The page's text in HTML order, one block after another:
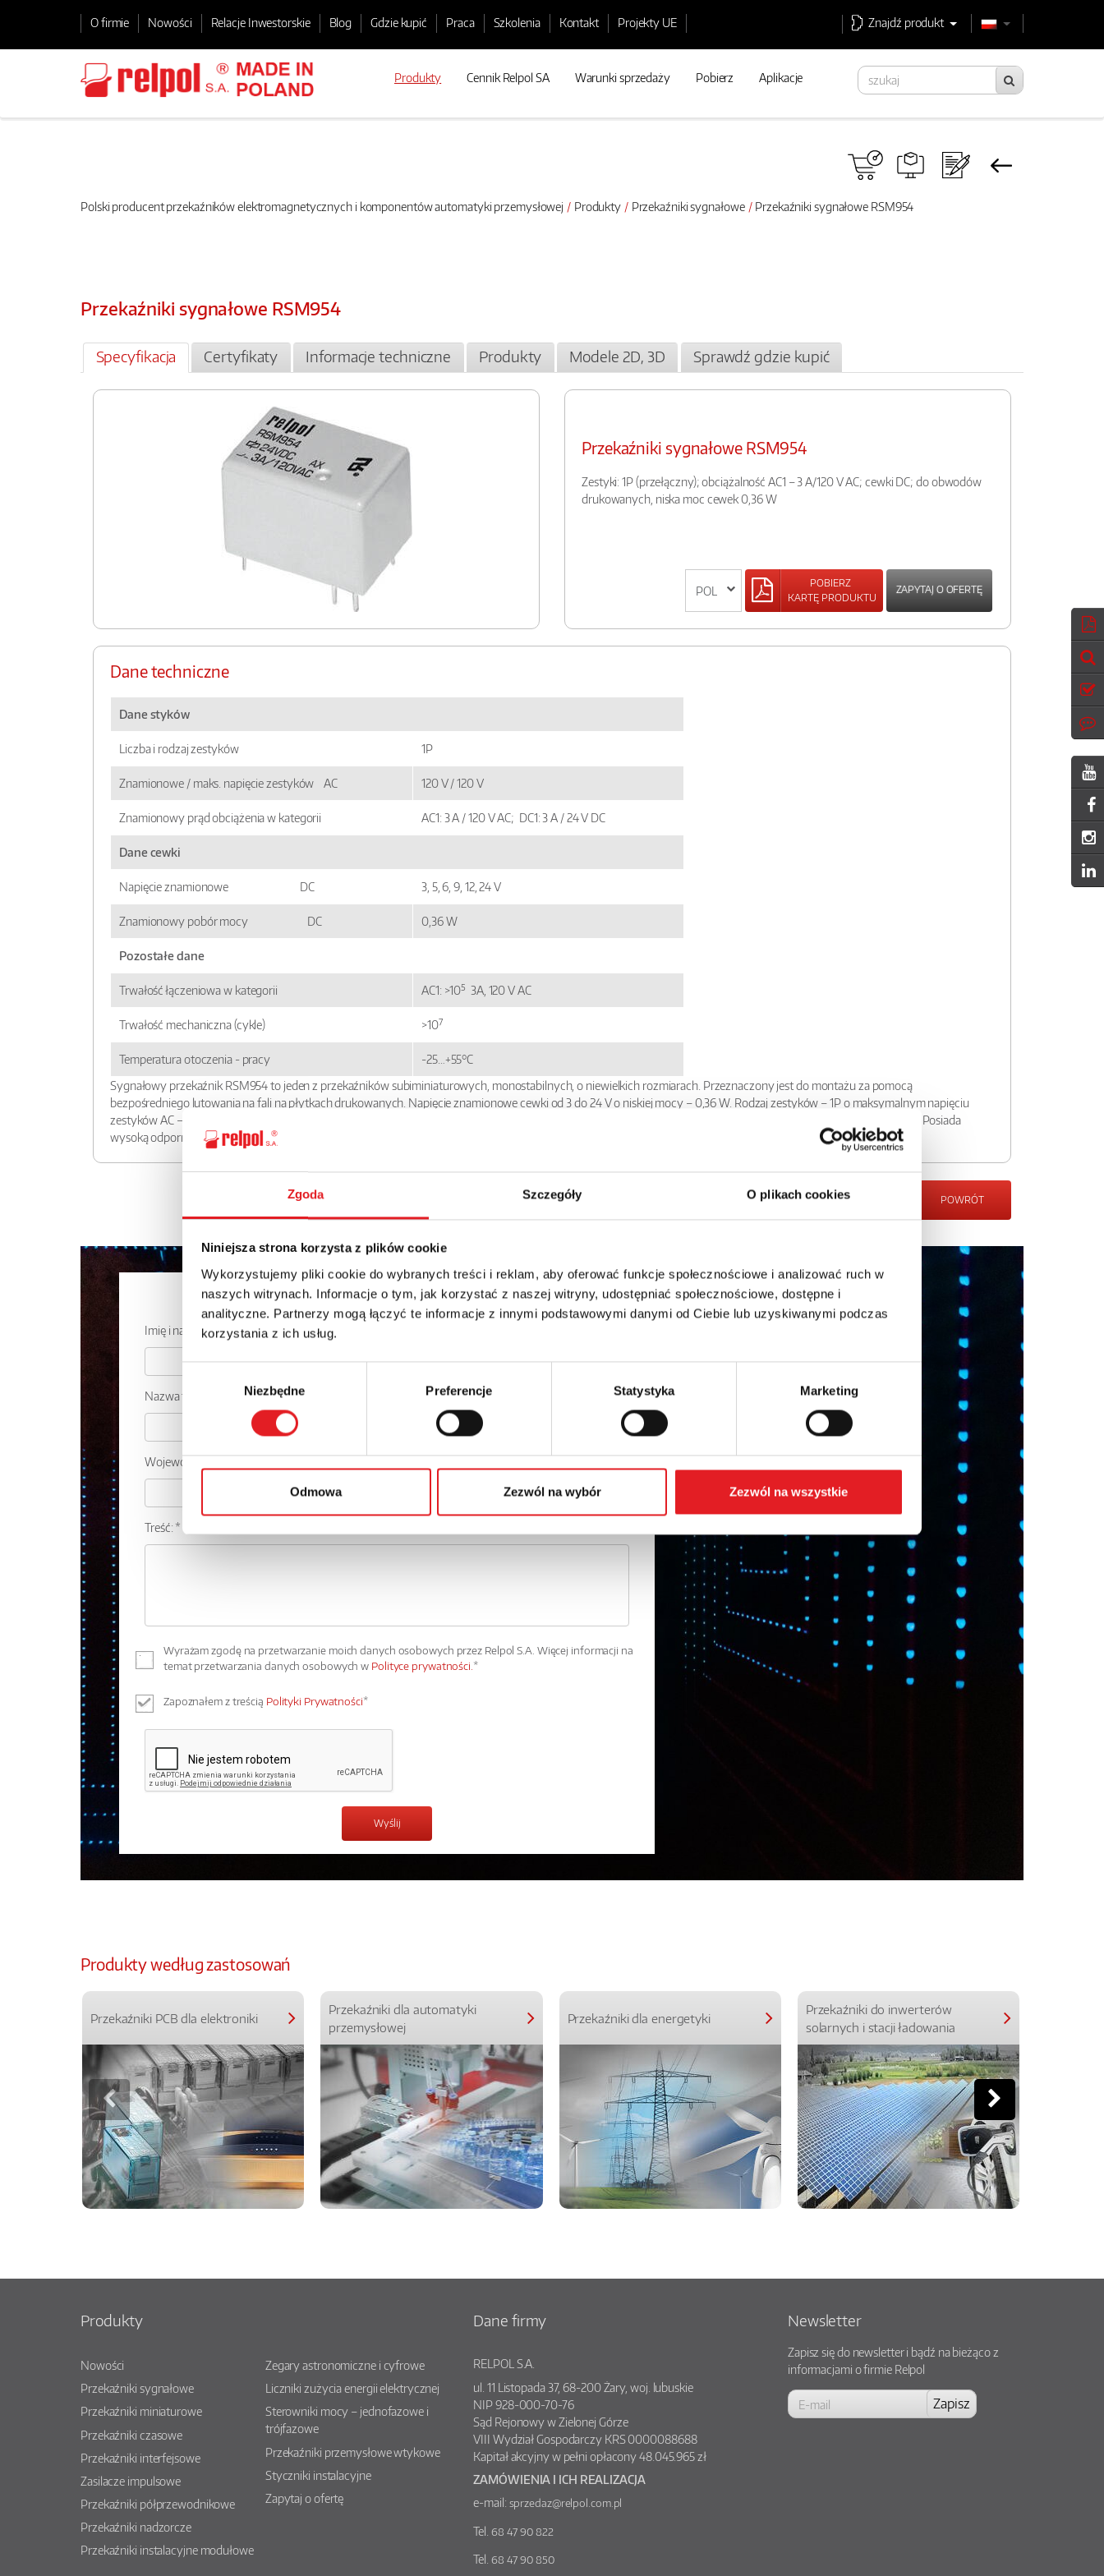
Zgoda Szczegóły O plikach cookies
Niniejsza strona korzysta z plików cookie
Wykorzystujemy pliki cookie do wybranych treści i reklam, aby oferować funkcje społecznościowe i analizować ruch w
naszych witrynach. Informacje o tym, jak korzystać z naszej witryny, udostępniać społecznościowe, dostępne i
analityczne. Partnerzy mogą łączyć te informacje z innymi podstawowymi danymi od Ciebie lub uzyskiwanymi podczas
korzystania z ich usług.
zgody
Niezbędne Preferencje Statystyka Marketing
Odmowa Zezwól na wybór Zezwól na wszystkie
O firmie Nowości Relacje Inwestorskie Blog Gdzie kupić Praca Szkolenia Kontakt Projekty UE Znajdź produkt
Produkty Cennik Relpol SA Warunki sprzedaży Pobierz Aplikacje
Polski producent przekaźników elektromagnetycznych i komponentów automatyki przemysłowej Produkty Przekaźniki sygnałowe Przekaźniki sygnałowe RSM954
Przekaźniki sygnałowe RSM954
Specyfikacja Certyfikaty Informacje techniczne Produkty Modele 2D, 3D Sprawdź gdzie kupić
Przekaźniki sygnałowe RSM954
Zestyki: 1P (przełączny); obciążalność AC1 – 3 A/120 V AC; cewki DC; do obwodów
drukowanych, niska moc cewek 0,36 W
POBIERZ
KARTĘ PRODUKTU
ZAPYTAJ O OFERTĘ
Dane techniczne
Dane styków
Liczba i rodzaj zestyków 1P
Znamionowe / maks. napięcie zestyków AC 120 V / 120 V
Znamionowy prąd obciążenia w kategorii AC1: 3 A / 120 V AC; DC1: 3 A / 24 V DC
Dane cewki
Napięcie znamionowe DC 3, 5, 6, 9, 12, 24 V
Znamionowy pobór mocy DC 0,36 W
Pozostałe dane
Trwałość łączeniowa w kategorii AC1: >105 3A, 120 V AC
Trwałość mechaniczna (cykle) >107
Temperatura otoczenia - pracy
-25…+55°C
Sygnałowy przekaźnik RSM954 to jeden z przekaźników subiminiaturowych, monostabilnych, o niewielkich rozmiarach. Przeznaczony jest do montażu za pomocą
bezpośredniego lutowania na fali na płytkach drukowanych. Napięcie znamionowe cewki od 3 do 24 V o niskiej mocy – 0,36 W. Rodzaj zestyków – 1P o maksymalnym napięciu
zestyków AC – 120 V. Przekaźnik ma zastosowanie w urządzeniach biurowych i telekomunikacyjnych, sterowaniach przemysłowych i innych tego typu przyrządach. Posiada
wysoką odporność na udary i wibracje.
POWRÓT
Zapytaj o szczegóły oferty
Imię i nazwisko: *
Nazwa firmy: Numer telefonu:
Województwo:
Treść: *
Wyrażam zgodę na przetwarzanie moich danych osobowych przez Relpol S.A. Więcej informacji na
temat przetwarzania danych osobowych w Polityce prywatności.*
Zapoznałem z treścią Polityki Prywatności*
Produkty według zastosowań
Przekaźniki PCB dla elektroniki
Przekaźniki dla automatyki
przemysłowej
Przekaźniki dla energetyki
Przekaźniki do inwerterów
solarnych i stacji ładowania
Produkty
Nowości
Przekaźniki sygnałowe
Przekaźniki miniaturowe
Przekaźniki czasowe
Przekaźniki interfejsowe
Zasilacze impulsowe
Przekaźniki półprzewodnikowe
Przekaźniki nadzorcze
Przekaźniki instalacyjne modułowe
Zegary astronomiczne i cyfrowe
Liczniki zużycia energii elektrycznej
Sterowniki mocy – jednofazowe i
trójfazowe
Przekaźniki przemysłowe wtykowe
Styczniki instalacyjne
Zapytaj o ofertę
Dane firmy
RELPOL S.A.
ul. 11 Listopada 37,68-200Żary, woj. lubuskie
NIP 928-000-70-76
Sąd Rejonowy w Zielonej Górze
VIII Wydział Gospodarczy KRS 0000088688
Kapitał akcyjny w pełni opłacony 48.045.965 zł
ZAMÓWIENIA I ICH REALIZACJA
e-mail: sprzedaz@relpol.com.pl
Tel. 68 47 90 822
Tel. 68 47 90 850
Newsletter
Zapisz się do newsletter i bądź na bieżąco z
informacjami o firmie Relpol